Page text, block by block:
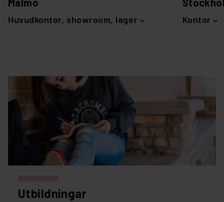
Malmö
Huvudkontor, showroom, lager Kontor
Utbildningar